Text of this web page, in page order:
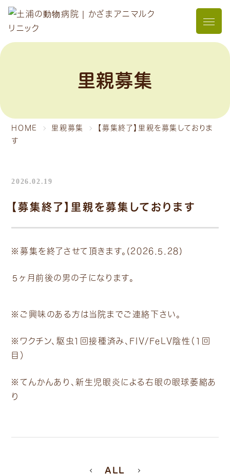
里親募集
HOME 里親募集
【募集終了】里親を募集しておりま
す
2026.02.19
【募集終了】里親を募集しております
※募集を終了させて頂きます。(2026.5.28)
５ヶ月前後の男の子になります。
※ご興味のある方は当院までご連絡下さい。
※ワクチン、駆虫1回接種済み、FIV/FeLV陰性（1回
目）
※てんかんあり、新生児眼炎による右眼の眼球萎縮あ
り
ALL
メニ